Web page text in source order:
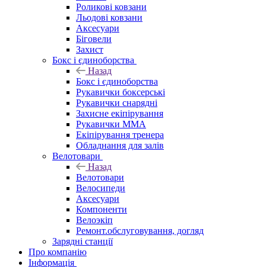
Роликові ковзани
Льодові ковзани
Аксесуари
Біговели
Захист
Бокс і єдиноборства
Назад
Бокс і єдиноборства
Рукавички боксерські
Рукавички снарядні
Захисне екіпірування
Рукавички ММА
Екіпірування тренера
Обладнання для залів
Велотовари
Назад
Велотовари
Велосипеди
Аксесуари
Компоненти
Велоэкіп
Ремонт.обслуговування, догляд
Зарядні станції
Про компанію
Інформація